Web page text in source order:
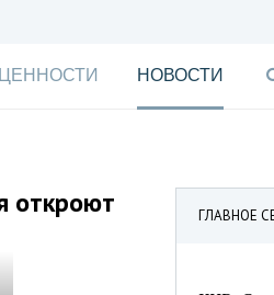
ЦЕННОСТИ НОВОСТИ
ГЛАВНОЕ
откроют